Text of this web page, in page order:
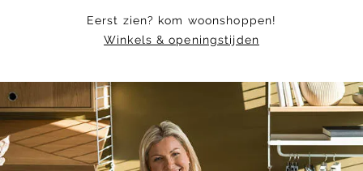
Eerst zien? kom woonshoppen!
Winkels & openingstijden